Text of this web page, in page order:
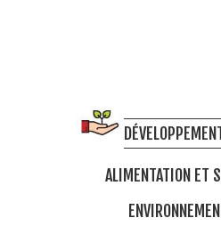
ALIMENTATION ET